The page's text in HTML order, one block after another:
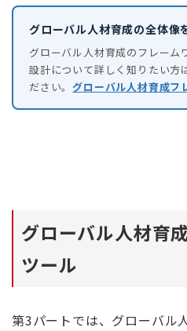
グローバル人材育成の全体像
グローバル人材育成のフレーム
設計について詳しく知りたい方
ださい。グローバル人材育成フ
グローバル人材育
ツール
第3パートでは、グローバル